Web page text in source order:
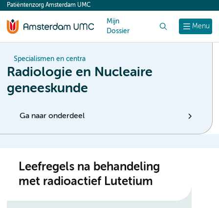
content
Menu
Patiëntenzorg Amsterdam UMC
Mijn
Dossier
Specialismen en centra
Radiologie en Nucleaire
geneeskunde
Ga naar onderdeel
Leefregels na behandeling
met radioactief Lutetium